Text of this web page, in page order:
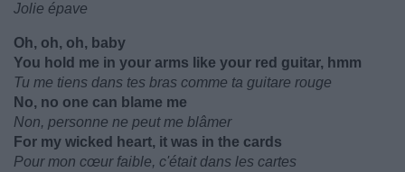
Jolie épave
Oh, oh, oh, baby
You hold me in your arms like your red guitar, hmm
Tu me tiens dans tes bras comme ta guitare rouge
No, no one can blame me
Non, personne ne peut me blâmer
For my wicked heart, it was in the cards
Pour mon cœur faible, c'était dans les cartes